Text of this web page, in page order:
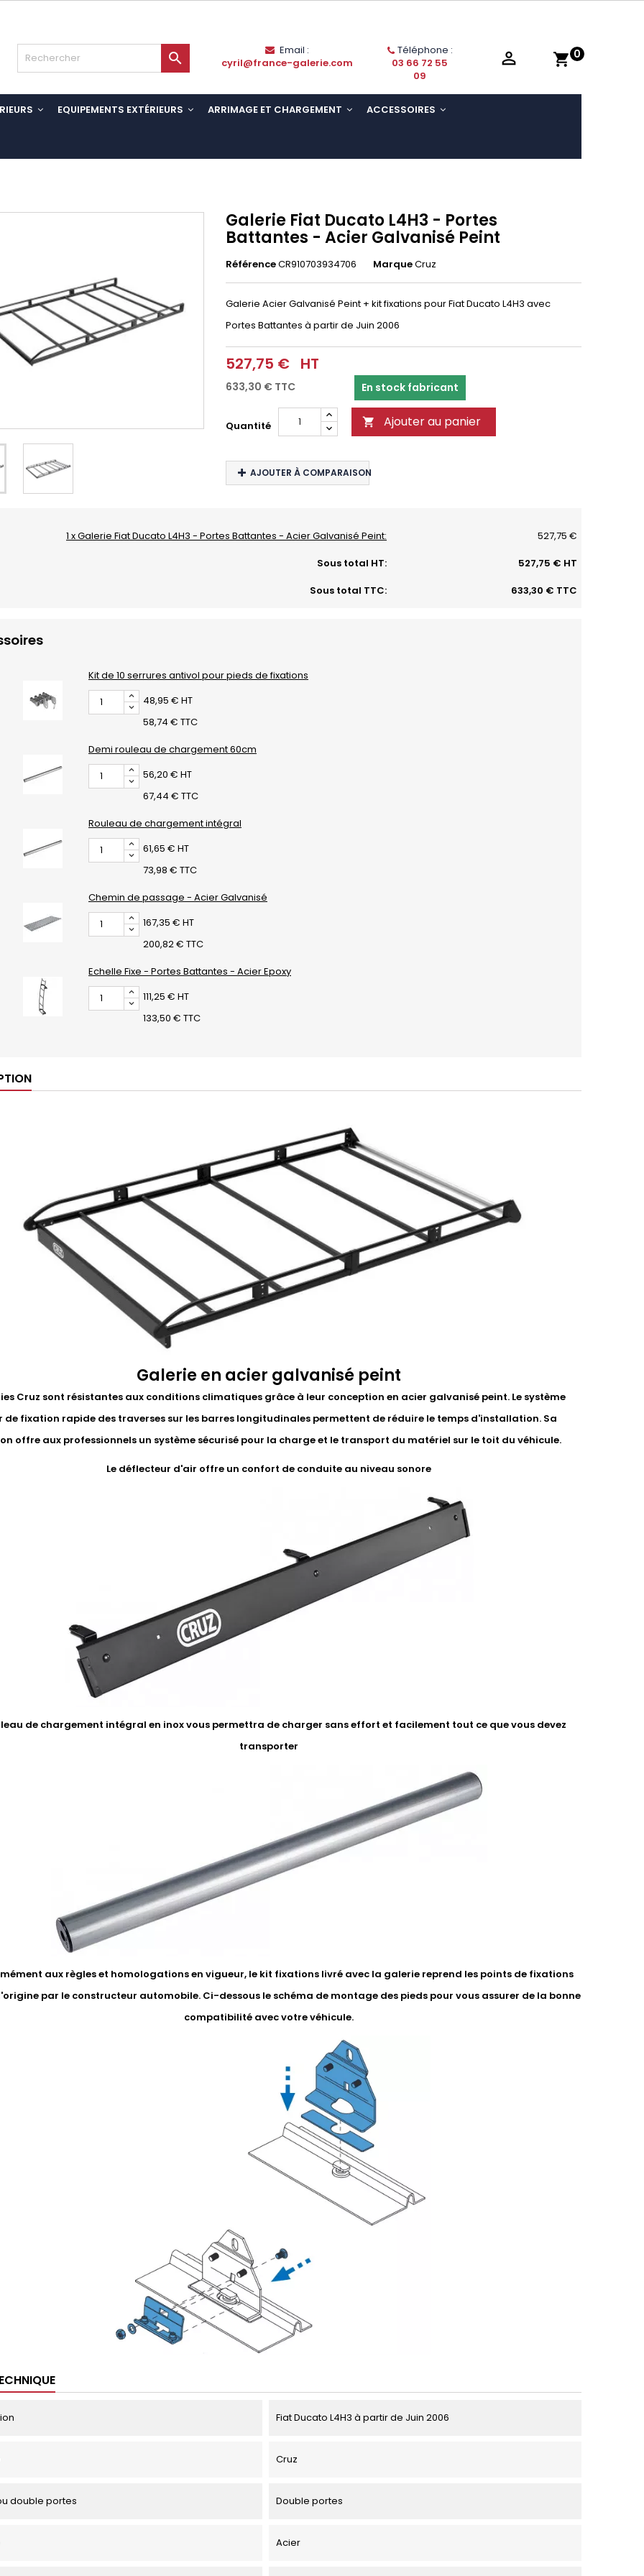
shopping_cart 0

Email :
cyril@france-galerie.com
Téléphone :
03 66 72 55
09

EQUIPEMENTS EXTÉRIEURS ARRIMAGE ET CHARGEMENT ACCESSOIRES
Galerie Fiat Ducato L4H3 - Portes
Battantes - Acier Galvanisé Peint
RéférenceCR910703934706 MarqueCruz
Galerie Acier Galvanisé Peint + kit fixations pour Fiat Ducato L4H3 avec
Portes Battantes à partir de Juin 2006
527,75 € HT
633,30 € TTC En stock fabricant
Quantité  Ajouter au panier
AJOUTER À COMPARAISON
1 x Galerie Fiat Ducato L4H3 - Portes Battantes - Acier Galvanisé Peint:
527,75 €
Sous total HT:
527,75 € HT
Sous total TTC:
633,30 € TTC
Kit de 10 serrures antivol pour pieds de fixations
48,95 € HT
58,74 € TTC
Demi rouleau de chargement 60cm
56,20 € HT
67,44 € TTC
Rouleau de chargement intégral
61,65 € HT
73,98 € TTC
Chemin de passage - Acier Galvanisé
167,35 € HT
200,82 € TTC
Echelle Fixe - Portes Battantes - Acier Epoxy
111,25 € HT
133,50 € TTC
Galerie en acier galvanisé peint
Cruz sont résistantes aux conditions climatiques grâce à leur conception en acier galvanisé peint. Le système
de fixation rapide des traverses sur les barres longitudinales permettent de réduire le temps d'installation. Sa
offre aux professionnels un système sécurisé pour la charge et le transport du matériel sur le toit du véhicule.
Le déflecteur d'air offre un confort de conduite au niveau sonore
de chargement intégral en inox vous permettra de charger sans effort et facilement tout ce que vous devez
transporter
aux règles et homologations en vigueur, le kit fixations livré avec la galerie reprend les points de fixations
par le constructeur automobile. Ci-dessous le schéma de montage des pieds pour vous assurer de la bonne
compatibilité avec votre véhicule.
Fiat Ducato L4H3 à partir de Juin 2006
Cruz
double portes Double portes
Acier